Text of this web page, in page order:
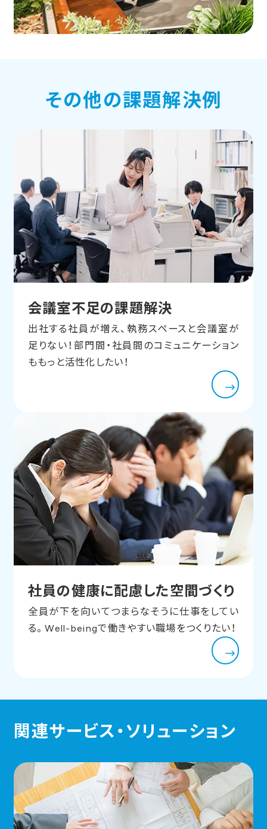
その他の課題解決例
会議室不足の課題解決
出社する社員が増え、執務スペースと会議室が
足りない！部門間・社員間のコミュニケーション
ももっと活性化したい！
社員の健康に配慮した空間づくり
全員が下を向いてつまらなそうに仕事をしてい
る。Well-beingで働きやすい職場をつくりたい！
関連サービス・ソリューション